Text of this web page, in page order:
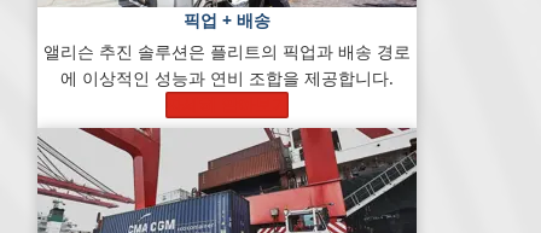
픽업 + 배송
앨리슨 추진 솔루션은 플리트의 픽업과 배송 경로
에 이상적인 성능과 연비 조합을 제공합니다.